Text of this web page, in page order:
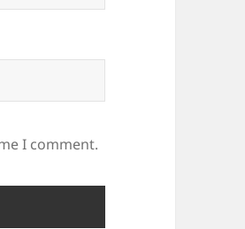
I comment.